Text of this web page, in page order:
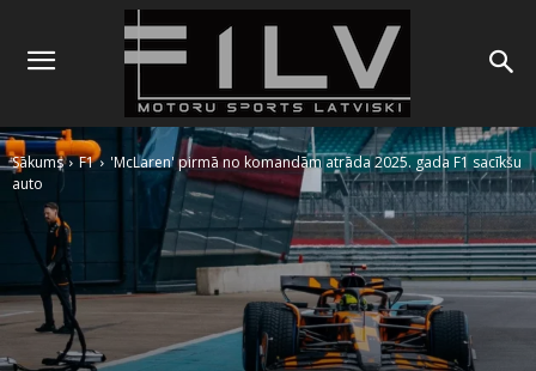
Sākums F1
'McLaren' pirmā no komandām atrāda 2025. gada F1 sacīkšu
auto